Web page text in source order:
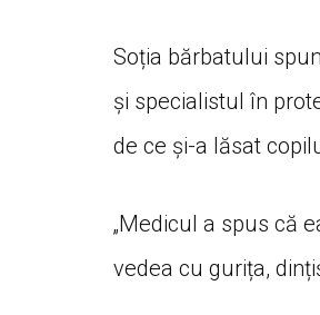
Soția bărbatului
și specialistul în
de ce și-a lăsat
„Medicul a spus că
vedea cu gurița,